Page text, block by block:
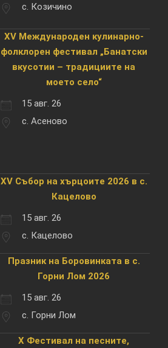
с. Козичино
XV Международен кулинарно-
фолклорен фестивал „Банатски
вкусотии – традициите на
моето село“
15 авг. 26
с. Асеново
XV Събор на хърцоите 2026 в с.
Кацелово
15 авг. 26
с. Кацелово
Празник на Боровинката в с.
Горни Лом 2026
15 авг. 26
с. Горни Лом
X Фестивал на песните,